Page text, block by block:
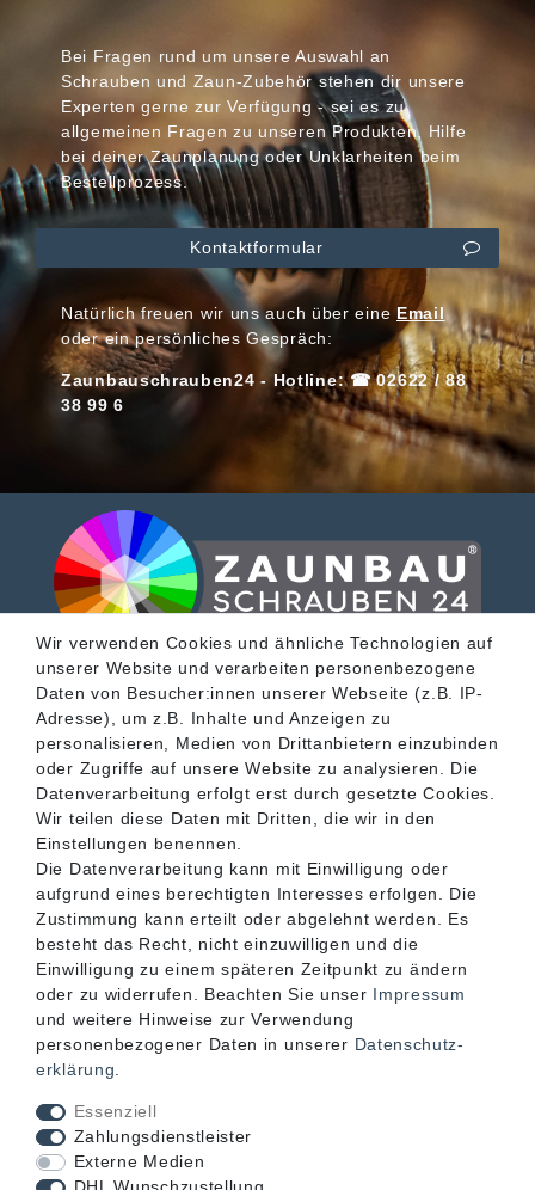
Bei Fragen rund um unsere Auswahl an
Schrauben und Zaun-Zubehör stehen dir unsere
Experten gerne zur Verfügung - sei es zu
allgemeinen Fragen zu unseren Produkten, Hilfe
bei deiner Zaunplanung oder Unklarheiten beim
Bestellprozess.
Kontaktformular
Natürlich freuen wir uns auch über eineEmail
oder ein persönliches Gespräch:
Zaunbauschrauben24 - Hotline: ☎ 02622 / 88
38 99 6
SERVICE
INFORMATIONEN
KONTAKT
Wir verwenden Cookies und ähnliche Technologien auf
unserer Website und verarbeiten personenbezogene
Daten von Besucher:innen unserer Webseite (z.B. IP-
Adresse), um z.B. Inhalte und Anzeigen zu
personalisieren, Medien von Drittanbietern einzubinden
oder Zugriffe auf unsere Website zu analysieren. Die
Datenverarbeitung erfolgt erst durch gesetzte Cookies.
Wir teilen diese Daten mit Dritten, die wir in den
Einstellungen benennen.
Die Datenverarbeitung kann mit Einwilligung oder
aufgrund eines berechtigten Interesses erfolgen. Die
Zustimmung kann erteilt oder abgelehnt werden. Es
besteht das Recht, nicht einzuwilligen und die
Einwilligung zu einem späteren Zeitpunkt zu ändern
oder zu widerrufen. Beachten Sie unser Impressum
und weitere Hinweise zur Verwendung
personenbezogener Daten in unserer Daten­schutz­
erklärung
Essenziell
Zahlungsdienstleister
Externe Medien